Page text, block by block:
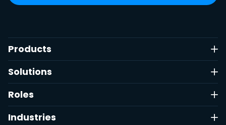
Products
Solutions
Roles
Industries